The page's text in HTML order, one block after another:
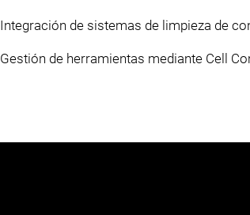
Integración de sistemas de limpieza de
Gestión de herramientas mediante Cell